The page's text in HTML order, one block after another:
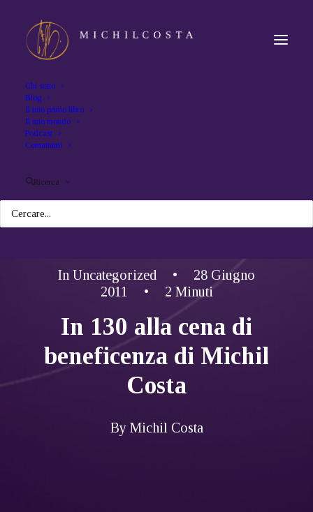
Chi sono
Blog
Il mio primo libro
Il mio mondo
Podcast
Contattami
Ricerca
In Uncategorized •
28 Giugno
2011
• 2 Minuti
In 130 alla cena di
beneficenza di Michil
Costa
By Michil Costa